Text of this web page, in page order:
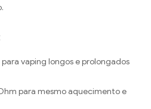
vaping longos e prolongados
para mesmo aquecimento e